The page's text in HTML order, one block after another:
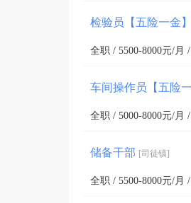
检验员【五险一金】
全职 / 5500-8000元/月
车间操作员【五险
全职 / 5000-8000元/月
储备干部 [司徒镇]
全职 / 5500-8000元/月